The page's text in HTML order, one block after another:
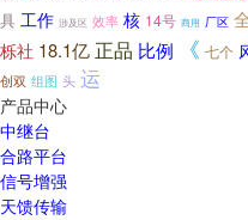
具 工作 涉及区 效率 核 14号 商用 厂区
栎社 18.1亿 正品 比例 《 七个
创双 组图 头 运
产品中心
中继台
合路平台
信号增强
天馈传输